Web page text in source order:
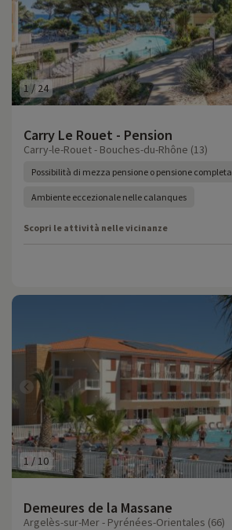
1/ 24
Carry Le Rouet - Pension
Carry-le-Rouet - Bouches-du-Rhône (13)
Possibilità di mezza pensione o pensione completa
Ambiente eccezionale nelle calanques
Scopri le attività nelle vicinanze
1 / 10
Demeures de la Massane
Argelès-sur-Mer - Pyrénées-Orientales (66)